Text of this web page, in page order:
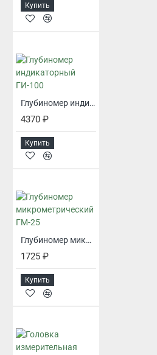
Купить
Глубиномер индикаторный ГИ-100
4370 ₽
Купить
Глубиномер микрометрический ГМ-25
1725 ₽
Купить